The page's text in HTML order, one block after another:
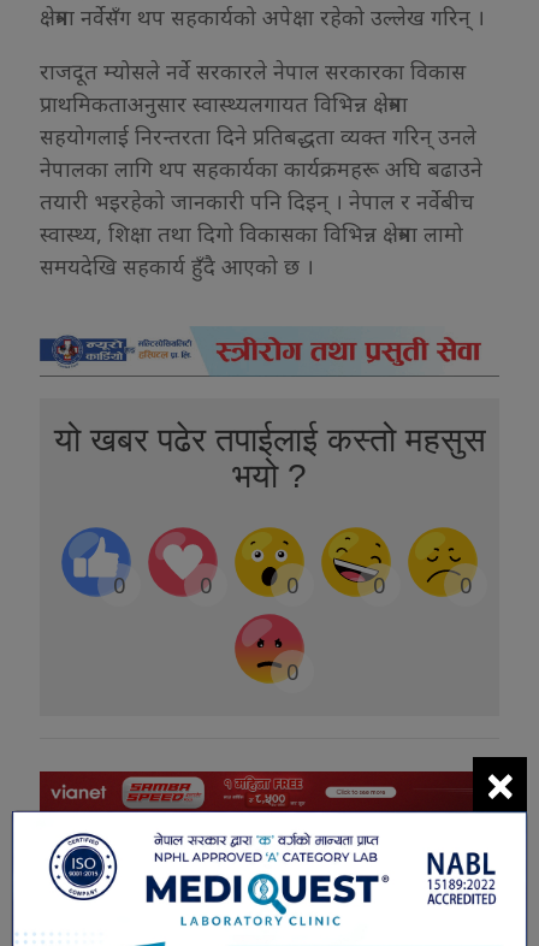
क्षेत्रमा नर्वेसँग थप सहकार्यको अपेक्षा रहेको उल्लेख गरिन् ।
राजदूत म्योसले नर्वे सरकारले नेपाल सरकारका विकास
प्राथमिकताअनुसार स्वास्थ्यलगायत विभिन्न क्षेत्रमा
सहयोगलाई निरन्तरता दिने प्रतिबद्धता व्यक्त गरिन् उनले
नेपालका लागि थप सहकार्यका कार्यक्रमहरू अघि बढाउने
तयारी भइरहेको जानकारी पनि दिइन् । नेपाल र नर्वेबीच
स्वास्थ्य, शिक्षा तथा दिगो विकासका विभिन्न क्षेत्रमा लामो
समयदेखि सहकार्य हुँदै आएको छ ।
यो खबर पढेर तपाईलाई कस्तो महसुस
भयो ?
0 0 0 0 0
0
×